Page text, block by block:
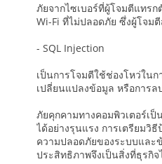
ภัยจากไซเบอร์ที่ผู้โจมตีแทร
Wi-Fi ที่ไม่ปลอดภัย ซึ่งผู้โจม
- SQL Injection
เป็นการโจมตีใช้ช่องโหว่ใน
เปลี่ยนแปลงข้อมูล หรือการ
ภัยคุกคามทางคอมพิวเตอร์เ
ได้อย่างรุนแรง การเตรียมวิ
ความปลอดภัยของระบบและ
ประสิทธิภาพจึงเป็นสิ่งที่ธุรกิ